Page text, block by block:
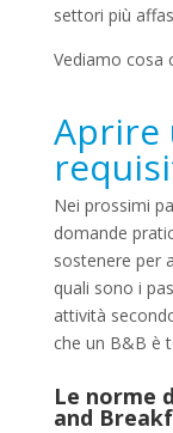
settori più
Vediamo cosa
Aprire
Nei prossimi
domande
sostenere per
quali sono i
attività
che un B&B è
Le norme
and